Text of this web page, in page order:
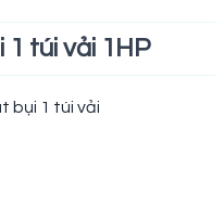
túi vải 1HP
bụi 1 túi vải